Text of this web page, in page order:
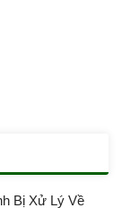
Bị Xử Lý Về